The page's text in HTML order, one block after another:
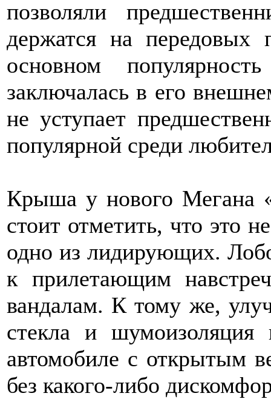
позволяли
держатся на передовых
основном
заключалась в его
не уступает
популярной среди
Крыша у нового Мегана
стоит отметить, что это
одно из лидирующих.
к прилетающим
вандалам. К тому же,
стекла и шумоизоляция
автомобиле с открытым
без какого-либо